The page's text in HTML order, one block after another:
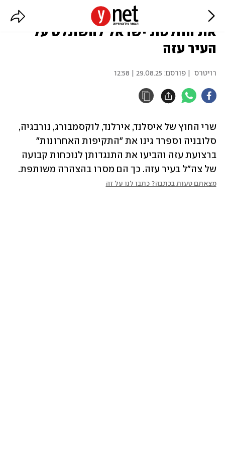
שרי חוץ של מדינות באירופה גינו
את החלטת ישראל להשתלט על
העיר עזה
רויטרס | פורסם: 29.08.25 | 12:58
של צה"ל בעיר עזה. כך הם מסרו בהצהרה משותפת.
מצאתם טעות בכתבה? כתבו לנו על זה